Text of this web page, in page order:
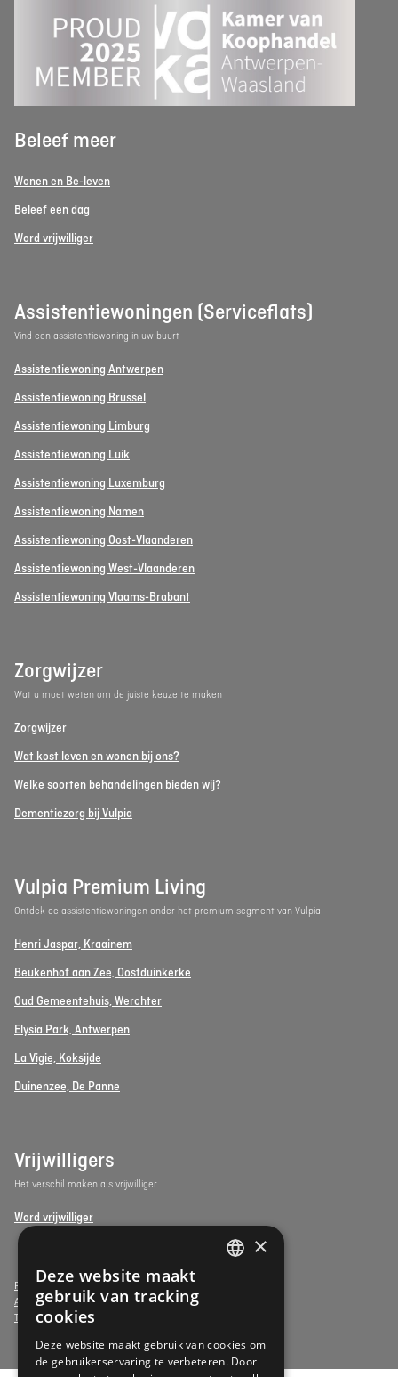
Beleef meer
Wonen en Be-leven
Beleef een dag
Word vrijwilliger
Assistentiewoningen (Serviceflats)
Vind een assistentiewoning in uw buurt
Assistentiewoning Antwerpen
Assistentiewoning Brussel
Assistentiewoning Limburg
Assistentiewoning Luik
Assistentiewoning Luxemburg
Assistentiewoning Namen
Assistentiewoning Oost-Vlaanderen
Assistentiewoning West-Vlaanderen
Assistentiewoning Vlaams-Brabant
Zorgwijzer
Wat u moet weten om de juiste keuze te maken
Zorgwijzer
Wat kost leven en wonen bij ons?
Welke soorten behandelingen bieden wij?
Dementiezorg bij Vulpia
Vulpia Premium Living
Ontdek de assistentiewoningen onder het premium segment van Vulpia!
Henri Jaspar, Kraainem
Beukenhof aan Zee, Oostduinkerke
Oud Gemeentehuis, Werchter
Elysia Park, Antwerpen
La Vigie, Koksijde
Duinenzee, De Panne
Vrijwilligers
Het verschil maken als vrijwilliger
Word vrijwilliger
Privacy- & Cookiebeleid
Algemene voorwaarden
Toegankelijkheidsverklaring
DUTCH
×
Deze website maakt
gebruik van tracking
cookies
Deze website maakt gebruik van cookies om
de gebruikerservaring te verbeteren. Door